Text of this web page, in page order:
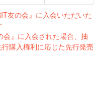
友の会』に入会いただいた
』に入会された場合、抽
購入権利に応じた先行発売